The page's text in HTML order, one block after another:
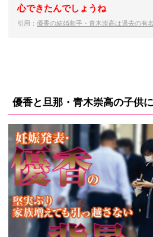
心できたんでしょうね
引用： 優香の結婚相手・青木崇高は過去の有
優香と旦那・青木崇高の子供